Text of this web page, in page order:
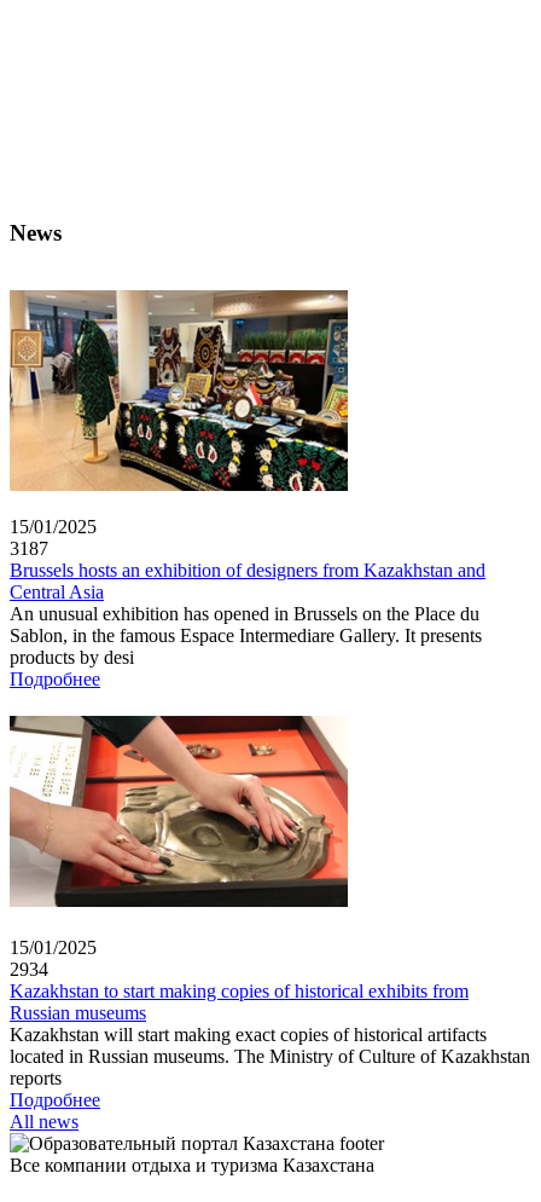
News
15/01/2025
3187
Brussels hosts an exhibition of designers from Kazakhstan and
Central Asia
An unusual exhibition has opened in Brussels on the Place du
Sablon, in the famous Espace Intermediare Gallery. It presents
products by desi
Подробнее
15/01/2025
2934
Kazakhstan to start making copies of historical exhibits from
Russian museums
Kazakhstan will start making exact copies of historical artifacts
located in Russian museums. The Ministry of Culture of Kazakhstan
reports
Подробнее
All news
Все компании отдыха и туризма Казахстана